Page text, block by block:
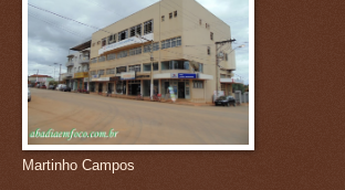
Martinho Campos